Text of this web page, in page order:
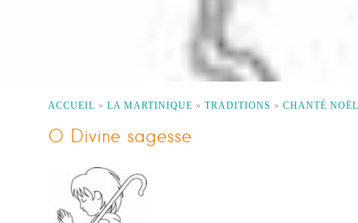
ACCUEIL » LA MARTINIQUE » TRADITIONS » CHANTÉ
O Divine sagesse